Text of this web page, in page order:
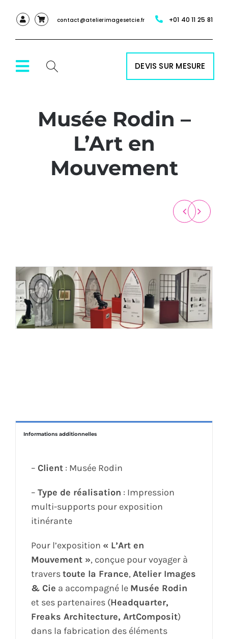
contact@atelierimagesetcie.fr +01 40 11 25 81
Toggle
NOS PRODUITS
CONTACT
DEVIS SUR MESURE
Musée Rodin –
L’Art en
Mouvement
Informations additionnelles
– Client: Musée Rodin
– Type de réalisation : Impression
multi-supports pour exposition
itinérante
Pour l’exposition « L’Art en
Mouvement », conçue pour voyager à
traverstoute la France,Atelier Images
& Cie a accompagné le Musée Rodin
et ses partenaires (Headquarter,
Freaks Architecture, ArtComposit)
dans la fabrication des éléments